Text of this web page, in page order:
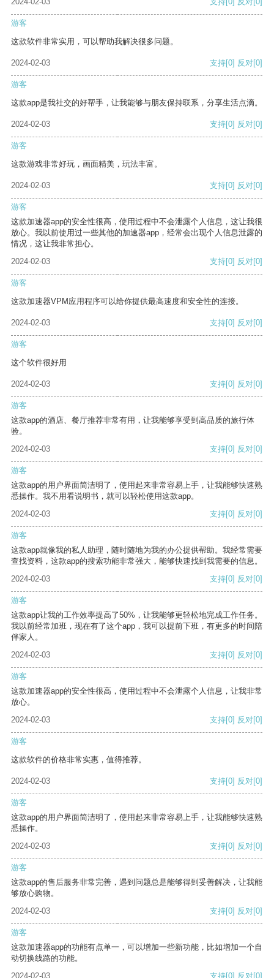
游客
这款软件非常实用，可以帮助我解决很多问题。
2024-02-03 支持[0] 反对[0]
游客
这款app是我社交的好帮手，让我能够与朋友保持联系，分享生活点滴。
2024-02-03 支持[0] 反对[0]
游客
这款游戏非常好玩，画面精美，玩法丰富。
2024-02-03 支持[0] 反对[0]
游客
这款加速器app的安全性很高，使用过程中不会泄露个人信息，这让我很
放心。我以前使用过一些其他的加速器app，经常会出现个人信息泄露的
情况，这让我非常担心。
2024-02-03
支持[0] 反对[0]
游客
这款加速器VPM应用程序可以给你提供最高速度和安全性的连接。
2024-02-03 支持[0] 反对[0]
游客
这个软件很好用
2024-02-03 支持[0] 反对[0]
游客
这款app的酒店、餐厅推荐非常有用，让我能够享受到高品质的旅行体
验。
2024-02-03
支持[0] 反对[0]
游客
这款app的用户界面简洁明了，使用起来非常容易上手，让我能够快速熟
悉操作。我不用看说明书，就可以轻松使用这款app。
2024-02-03
支持[0] 反对[0]
游客
这款app就像我的私人助理，随时随地为我的办公提供帮助。我经常需要
查找资料，这款app的搜索功能非常强大，能够快速找到我需要的信息。
2024-02-03
支持[0] 反对[0]
游客
这款app让我的工作效率提高了50%，让我能够更轻松地完成工作任务。
我以前经常加班，现在有了这个app，我可以提前下班，有更多的时间陪
伴家人。
2024-02-03
支持[0] 反对[0]
游客
这款加速器app的安全性很高，使用过程中不会泄露个人信息，让我非常
放心。
2024-02-03
支持[0] 反对[0]
游客
这款软件的价格非常实惠，值得推荐。
2024-02-03 支持[0] 反对[0]
游客
这款app的用户界面简洁明了，使用起来非常容易上手，让我能够快速熟
悉操作。
2024-02-03
支持[0] 反对[0]
游客
这款app的售后服务非常完善，遇到问题总是能够得到妥善解决，让我能
够放心购物。
2024-02-03
支持[0] 反对[0]
游客
这款加速器app的功能有点单一，可以增加一些新功能，比如增加一个自
动切换线路的功能。
2024-02-03
支持[0] 反对[0]